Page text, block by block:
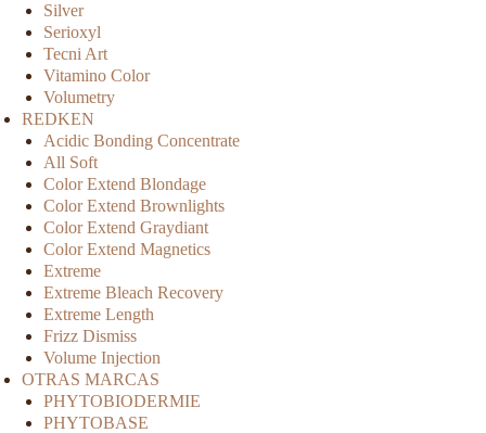
Silver
Serioxyl
Tecni Art
Vitamino Color
Volumetry
REDKEN
Acidic Bonding Concentrate
All Soft
Color Extend Blondage
Color Extend Brownlights
Color Extend Graydiant
Color Extend Magnetics
Extreme
Extreme Bleach Recovery
Extreme Length
Frizz Dismiss
Volume Injection
OTRAS MARCAS
PHYTOBIODERMIE
PHYTOBASE